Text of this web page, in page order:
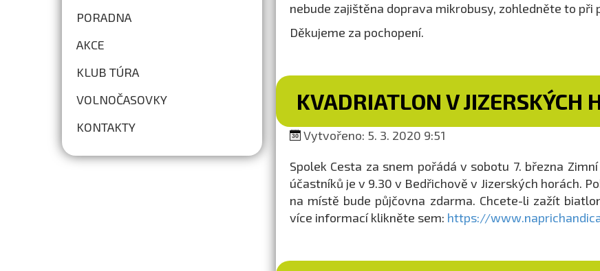
PORADNA
AKCE
KLUB TÚRA
VOLNOČASOVKY
KONTAKTY
nebude zajištěna doprava mikrobusy, zohledněte to při
Děkujeme za pochopení.
KVADRIATLON V JIZERSKÝCH
Vytvořeno: 5. 3. 2020 9:51
Spolek Cesta za snem pořádá v sobotu 7. března
účastníků je v 9.30 v Bedřichově v Jizerských horách.
na místě bude půjčovna zdarma. Chcete-li zažít
více informací klikněte sem: https://